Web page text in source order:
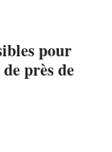
pour
près de